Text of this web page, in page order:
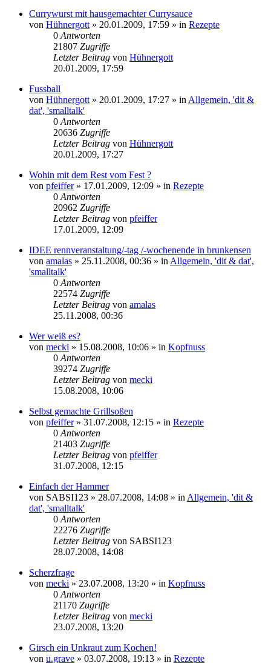
Currywurst mit hausgemachter Currysauce
von Hühnergott » 20.01.2009, 17:59 » in Rezepte
0 Antworten
21807 Zugriffe
Letzter Beitrag von Hühnergott
20.01.2009, 17:59
Fussball
von Hühnergott » 20.01.2009, 17:27 » in Allgemein, 'dit &
dat', 'smalltalk'
0 Antworten
20636 Zugriffe
Letzter Beitrag von Hühnergott
20.01.2009, 17:27
Wohin mit dem Rest vom Fest ?
von pfeiffer» 17.01.2009, 12:09 » in Rezepte
0 Antworten
20962 Zugriffe
Letzter Beitrag von pfeiffer
17.01.2009, 12:09
IDEE rennveranstaltung/-tag /-wochenende in brunkensen
von amalas » 25.11.2008, 00:36 » in Allgemein, 'dit & dat',
'smalltalk'
0 Antworten
22574 Zugriffe
Letzter Beitrag von amalas
25.11.2008, 00:36
Wer weiß es?
von mecki » 15.08.2008, 10:06 » in Kopfnuss
0 Antworten
39274 Zugriffe
Letzter Beitrag von mecki
15.08.2008, 10:06
Selbst gemachte Grillsoßen
von pfeiffer» 31.07.2008, 12:15 » in Rezepte
0 Antworten
21403 Zugriffe
Letzter Beitrag von pfeiffer
31.07.2008, 12:15
Einfach der Hammer
von SABSI123 » 28.07.2008, 14:08 » in Allgemein, 'dit &
dat', 'smalltalk'
0 Antworten
22276 Zugriffe
Letzter Beitrag von SABSI123
28.07.2008, 14:08
Scherzfrage
von mecki » 23.07.2008, 13:20 » in Kopfnuss
0 Antworten
21170 Zugriffe
Letzter Beitrag von mecki
23.07.2008, 13:20
Girsch ein Unkraut zum Kochen!
von u.grave » 03.07.2008, 19:13 » in Rezepte